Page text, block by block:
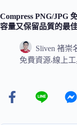
Compress PNG/JPG
容量又保留品質的最
Sliven 褚崇
免費資源,線上